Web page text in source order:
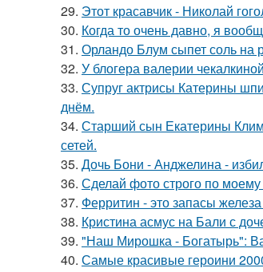
29. Этот красавчик - Николай
30. Когда то очень давно, я
31. Орландо Блум сыпет соль на
32. У блогера валерии
33. Супруг актрисы Катерины
днём.
34. Старший сын Екатерины
сетей.
35. Дочь Бони - Анджелина -
36. Сделай фото строго по
37. Ферритин - это запасы
38. Кристина асмус на Бали с
39. "Наш Мирошка - Богатырь":
40. Самые красивые героини